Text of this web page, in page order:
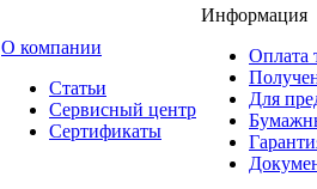
O компании
Статьи
Сервисный центр
Сертификаты
Информация
Оплата
Для